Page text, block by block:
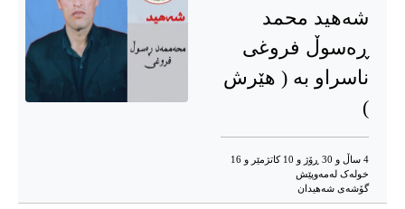
شەهید محمد
ڕەسوڵ فروغی
ناسراو بە ( هێرش
)
4 ساڵ و 30 ڕۆژ و 10 کاتژمێر و 16
خوله‌ک له‌مه‌وپێش‌
گۆشه‌ی شه‌هیدان